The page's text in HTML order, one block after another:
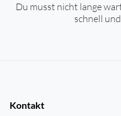
Du musst nicht lange
schnell
Kontakt